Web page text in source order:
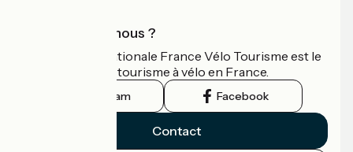
Qui sommes-nous ?
L'association nationale France Vélo Tourisme est le
guide officiel du tourisme à vélo en France.
Instagram Facebook
Contact